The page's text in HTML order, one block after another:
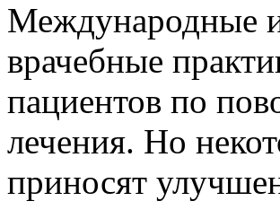
Международные
врачебные
пациентов по
лечения. Но
приносят